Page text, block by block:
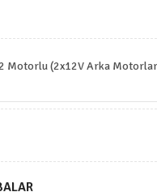
Motorlu (2x12V Arka